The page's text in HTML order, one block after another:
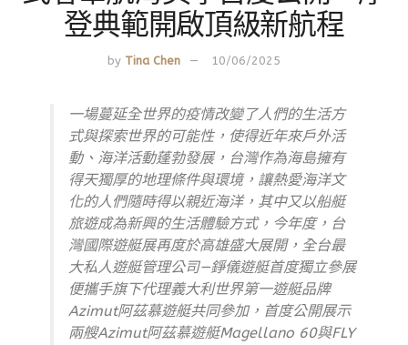
登典範開啟頂級新航程
by Tina Chen 10/06/2025
一場蔓延全世界的疫情改變了人們的生活方
式與探索世界的可能性，使得近年來戶外活
動、海洋活動蓬勃發展，台灣作為海島擁有
得天獨厚的地理條件與環境，讓熱愛海洋文
化的人們隨時得以親近海洋，其中又以船艇
旅遊成為新興的生活體驗方式，今年度，台
灣國際遊艇展再度於高雄盛大展開，全台最
大私人遊艇管理公司—錚儀遊艇首度獨立參展
便攜手旗下代理義大利世界第一遊艇品牌
Azimut阿茲慕遊艇共同參加，首度公開展示
兩艘Azimut阿茲慕遊艇Magellano 60與FLY